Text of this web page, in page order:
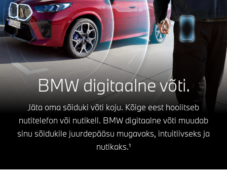
BMW digitaalne võti.
Jäta oma sõiduki võti koju. Kõige eest hoolitseb
nutitelefon või nutikell. BMW digitaalne võti muudab
sinu sõidukile juurdepääsu mugavaks, intuitiivseks ja
nutikaks.¹